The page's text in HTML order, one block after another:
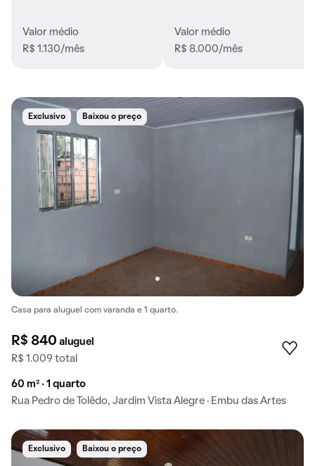
Valor médio
R$ 1.130/mês
Valor médio
R$ 8.000/mês
Exclusivo Baixou o preço
Casa para aluguel com varanda e 1 quarto.
R$ 840aluguel
R$ 1.009 total
60 m² · 1 quarto
Rua Pedro de Tolêdo, Jardim Vista Alegre · Embu das Artes
Exclusivo Baixou o preço